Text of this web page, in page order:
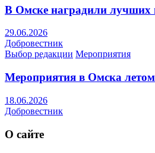
В Омске наградили лучших
29.06.2026
Добровестник
Выбор редакции Мероприятия
Мероприятия в Омска летом
18.06.2026
Добровестник
О сайте